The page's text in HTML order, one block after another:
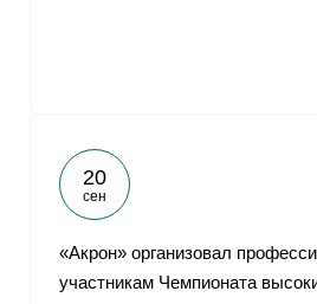
20
сен
«Акрон» организовал
участникам Чемпионата